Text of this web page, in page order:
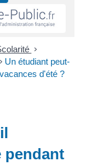
>
> Un étudiant peut-
d'été ?
pendant